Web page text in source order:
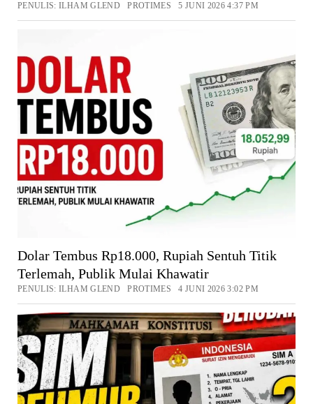
PENULIS: ILHAM GLEND PROTIMES 5 JUNI 2026 4:37 PM
Dolar Tembus Rp18.000, Rupiah Sentuh Titik
Terlemah, Publik Mulai Khawatir
PENULIS: ILHAM GLEND PROTIMES 4 JUNI 2026 3:02 PM